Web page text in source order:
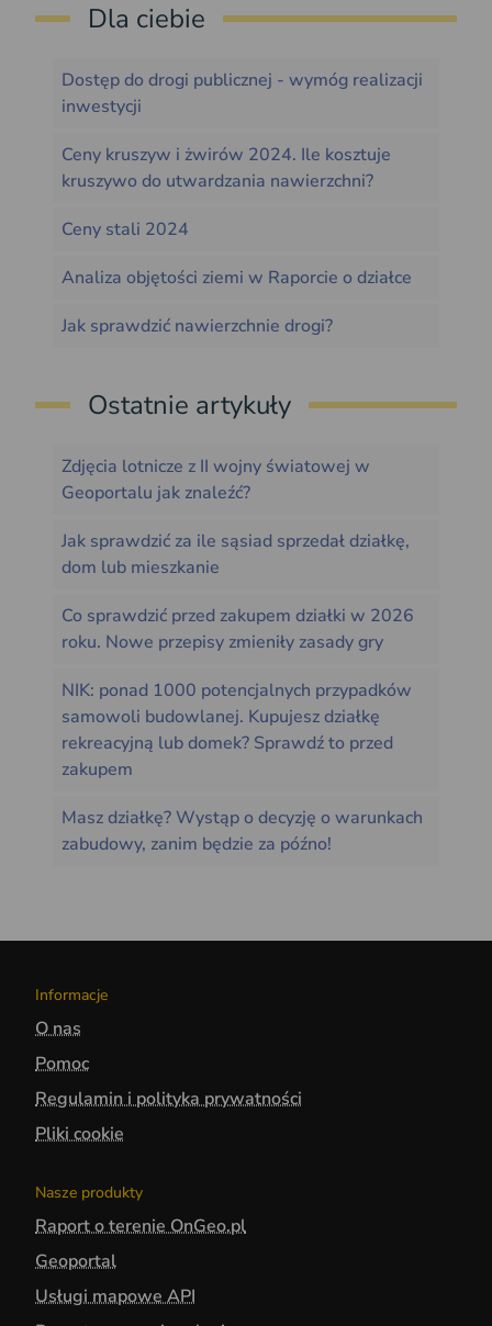
Dla ciebie
Dostęp do drogi publicznej - wymóg realizacji
inwestycji
Ceny kruszyw i żwirów 2024. Ile kosztuje
kruszywo do utwardzania nawierzchni?
Ceny stali 2024
Analiza objętości ziemi w Raporcie o działce
Jak sprawdzić nawierzchnie drogi?
Ostatnie artykuły
Zdjęcia lotnicze z II wojny światowej w
Geoportalu jak znaleźć?
Jak sprawdzić za ile sąsiad sprzedał działkę,
dom lub mieszkanie
Co sprawdzić przed zakupem działki w 2026
roku. Nowe przepisy zmieniły zasady gry
NIK: ponad 1000 potencjalnych przypadków
samowoli budowlanej. Kupujesz działkę
rekreacyjną lub domek? Sprawdź to przed
zakupem
Masz działkę? Wystąp o decyzję o warunkach
zabudowy, zanim będzie za późno!
Informacje
O nas
Pomoc
Regulamin i polityka prywatności
Pliki cookie
Nasze produkty
Raport o terenie OnGeo.pl
Geoportal
Usługi mapowe API